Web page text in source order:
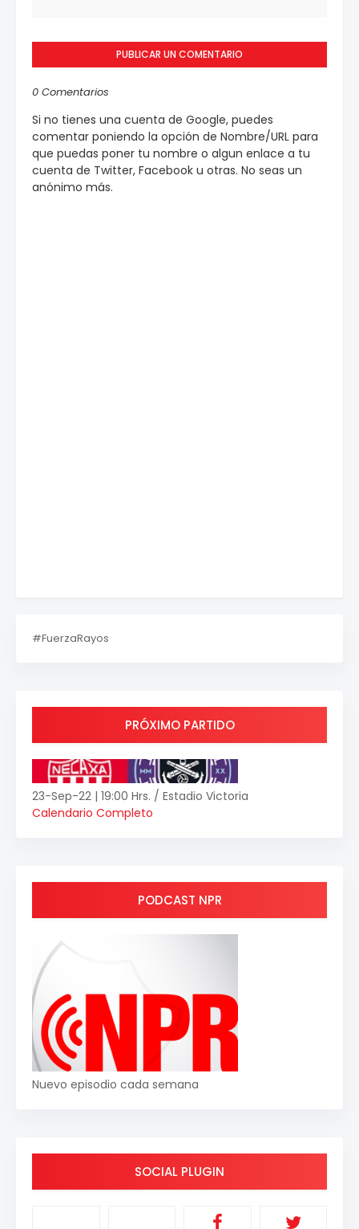
PUBLICAR UN COMENTARIO
0 Comentarios
Si no tienes una cuenta de Google, puedes
comentar poniendo la opción de Nombre/URL para
que puedas poner tu nombre o algun enlace a tu
cuenta de Twitter, Facebook u otras. No seas un
anónimo más.
#FuerzaRayos
PRÓXIMO PARTIDO
23-Sep-22 | 19:00 Hrs. / Estadio Victoria
Calendario Completo
PODCAST NPR
Nuevo episodio cada semana
SOCIAL PLUGIN